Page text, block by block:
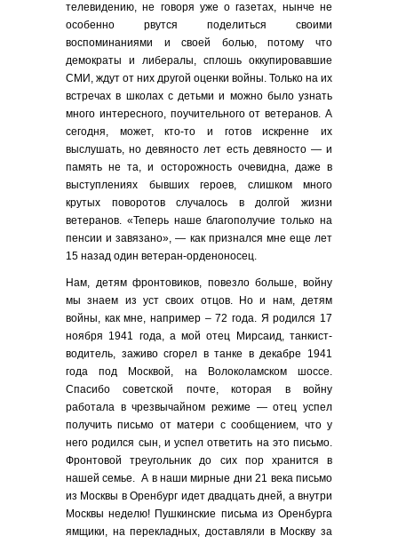
телевидению, не говоря уже о газетах, нынче не
особенно рвутся поделиться своими
воспоминаниями и своей болью, потому что
демократы и либералы, сплошь оккупировавшие
СМИ, ждут от них другой оценки войны. Только на их
встречах в школах с детьми и можно было узнать
много интересного, поучительного от ветеранов. А
сегодня, может, кто-то и готов искренне их
выслушать, но девяносто лет есть девяносто — и
память не та, и осторожность очевидна, даже в
выступлениях бывших героев, слишком много
крутых поворотов случалось в долгой жизни
ветеранов. «Теперь наше благополучие только на
пенсии и завязано», — как признался мне еще лет
15 назад один ветеран-орденоносец.
Нам, детям фронтовиков, повезло больше, войну
мы знаем из уст своих отцов. Но и нам, детям
войны, как мне, например – 72 года. Я родился 17
ноября 1941 года, а мой отец Мирсаид, танкист-
водитель, заживо сгорел в танке в декабре 1941
года под Москвой, на Волоколамском шоссе.
Спасибо советской почте, которая в войну
работала в чрезвычайном режиме — отец успел
получить письмо от матери с сообщением, что у
него родился сын, и успел ответить на это письмо.
Фронтовой треугольник до сих пор хранится в
нашей семье. А в наши мирные дни 21 века письмо
из Москвы в Оренбург идет двадцать дней, а внутри
Москвы неделю! Пушкинские письма из Оренбурга
ямщики, на перекладных, доставляли в Москву за